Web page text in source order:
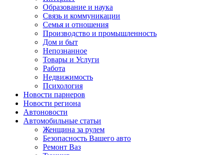
Образование и наука
Связь и коммуникации
Семья и отношения
Производство и промышленность
Дом и быт
Непознанное
Товары и Услуги
Работа
Недвижимость
Психология
Новости парнеров
Новости региона
Автоновости
Автомобильные статьи
Женщина за рулем
Безопасность Вашего авто
Ремонт Ваз